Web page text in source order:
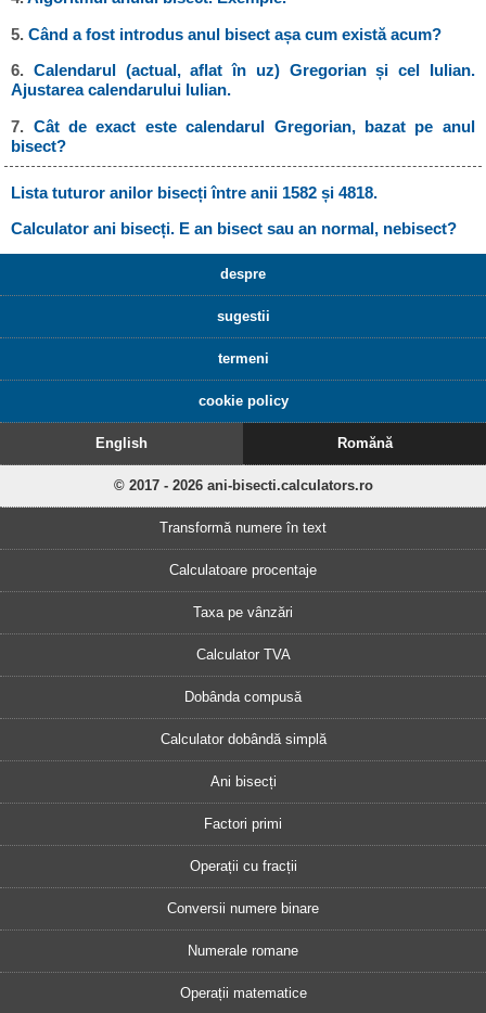
5.Când a fost introdus anul bisect așa cum există acum?
6. Calendarul (actual, aflat în uz) Gregorian și cel Iulian.
Ajustarea calendarului Iulian.
7. Cât de exact este calendarul Gregorian, bazat pe anul
bisect?
Lista tuturor anilor bisecți între anii 1582 și 4818.
Calculator ani bisecți. E an bisect sau an normal, nebisect?
despre
sugestii
termeni
cookie policy
English Romănă
© 2017 - 2026 ani-bisecti.calculators.ro
Transformă numere în text
Calculatoare procentaje
Taxa pe vânzări
Calculator TVA
Dobânda compusă
Calculator dobândă simplă
Ani bisecți
Factori primi
Operații cu fracții
Conversii numere binare
Numerale romane
Operații matematice